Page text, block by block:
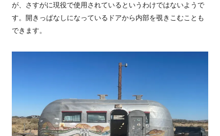
が、さすがに現役で使用されているというわけではないようで
す。開きっぱなしになっているドアから内部を覗きこむことも
できます。